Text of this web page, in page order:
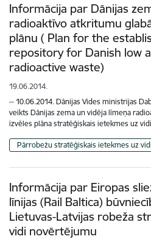
Informācija par Dānijas
radioaktīvo atkritumu
plānu ( Plan for the
repository for Danish low
radioactive waste)
19.06.2014.
-- 10.06.2014. Dānijas Vides ministrijas
veikts Dānijas zema un vidēja līmeņa
izvēles plāna stratēģiskais ietekmes uz
Pārrobežu stratēģiskais ietekmes uz
Informācija par Eiropas
līnijas (Rail Baltica)
Lietuvas-Latvijas robeža
vidi novērtējumu